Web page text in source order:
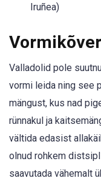
Iruñea)
Vormikõver
Valladolid pole
vormi leida ning see
mängust, kus nad
rünnakul ja
vältida edasist
olnud rohkem
saavutada vähemalt